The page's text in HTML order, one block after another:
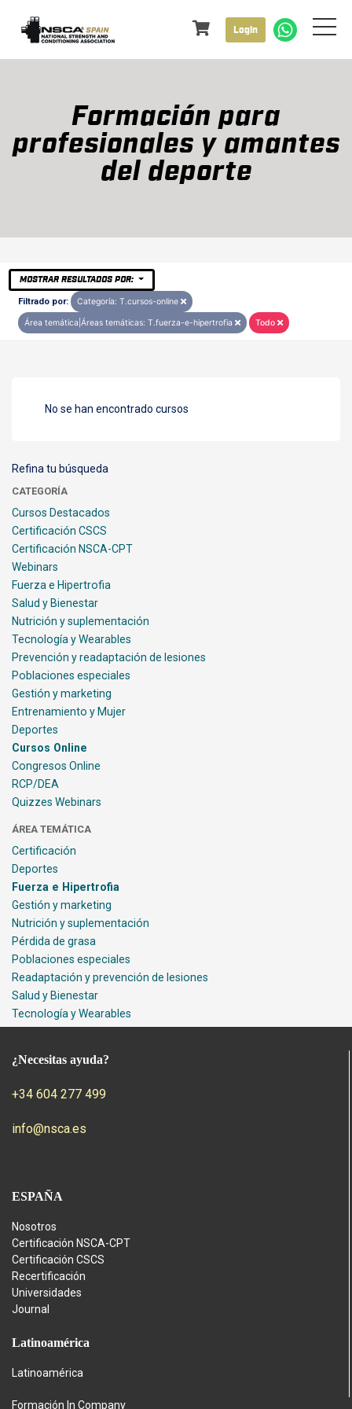
Login
Formación para
profesionales y amantes
del deporte
MOSTRAR RESULTADOS POR:
Filtrado por: Categoría: T.cursos-online
Área temática|Áreas temáticas: T.fuerza-e-hipertrofia Todo
No se han encontrado cursos
Refina tu búsqueda
CATEGORÍA
Cursos Destacados
Certificación CSCS
Certificación NSCA-CPT
Webinars
Fuerza e Hipertrofia
Salud y Bienestar
Nutrición y suplementación
Tecnología y Wearables
Prevención y readaptación de lesiones
Poblaciones especiales
Gestión y marketing
Entrenamiento y Mujer
Deportes
Cursos Online
Congresos Online
RCP/DEA
Quizzes Webinars
ÁREA TEMÁTICA
Certificación
Deportes
Fuerza e Hipertrofia
Gestión y marketing
Nutrición y suplementación
Pérdida de grasa
Poblaciones especiales
Readaptación y prevención de lesiones
Salud y Bienestar
Tecnología y Wearables
¿Necesitas ayuda?
+34 604 277 499
info@nsca.es
ESPAÑA
Nosotros
Certificación NSCA-CPT
Certificación CSCS
Recertificación
Universidades
Journal
Latinoamérica
Latinoamérica
Formación In Company